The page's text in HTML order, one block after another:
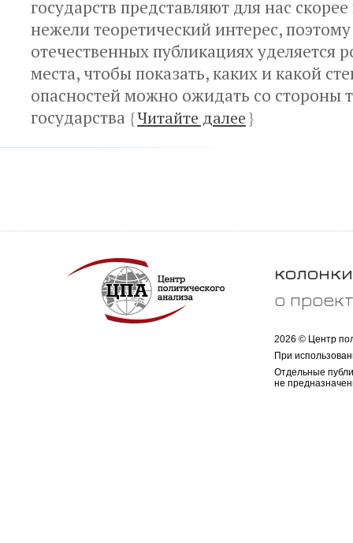
государств представляют для нас
нежели теоретический интерес,
отечественных публикациях уделяется
места, чтобы показать, каких и какой
опасностей можно ожидать со стороны
государства {Читайте далее}
колонки
о
2026 © Центр
При
Отдельные
не